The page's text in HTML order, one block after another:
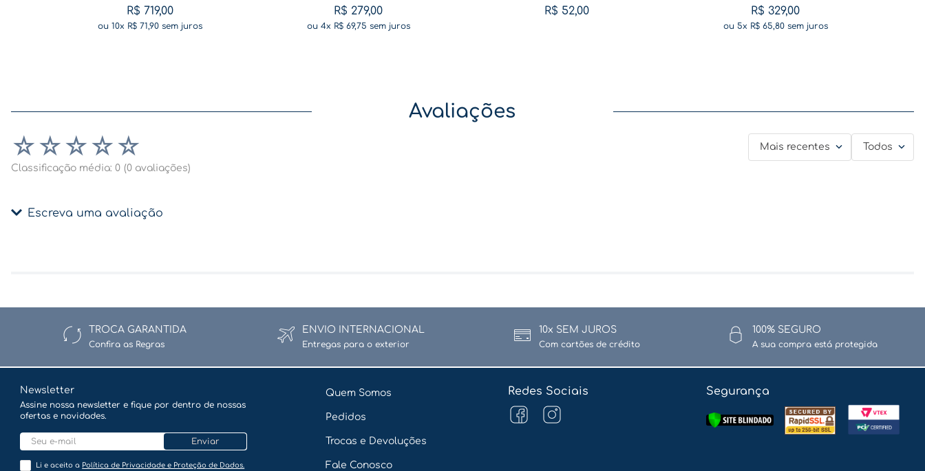
R$ 719,00
ou 10x R$ 71,90sem juros
R$ 279,00
ou 4x R$ 69,75 sem juros
R$ 52,00
BEGE
R$ 329,00
ou 5x R$ 65,80sem juros
Avaliações
☆ ☆ ☆ ☆ ☆
Classificação média: 0 (0 avaliações)
Escreva uma avaliação
Avalie o produto de 1 a 5 estrelas
★★ ★★ ★
Seu nome
Mais recentes Todos
TROCA GARANTIDA
Confira as Regras
ENVIO INTERNACIONAL
Entregas para o exterior
10x SEM JUROS
Com cartões de crédito
100% SEGURO
A sua compra está protegida
Newsletter
Assine nossa newsletter e fique por dentro de nossas
ofertas e novidades.
Enviar
Li e aceito a Política de Privacidade e Proteção de Dados.
Quem Somos
Pedidos
Trocas e Devoluções
Fale Conosco
Redes Sociais Segurança